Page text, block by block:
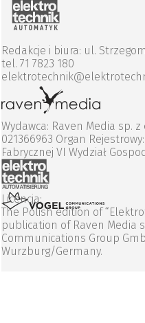
Redakcje i biura: ul.
tel. 71 7823 180
Wydawca: Raven Media sp. z
021366963 Organ
Fabrycznej VI Wydział
Licencja:
The Polish edition of
publication of Raven Media
Communications Group
Wurzburg/Germany.